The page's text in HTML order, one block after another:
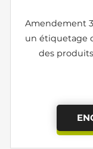
Amendement
un étiquetage
des